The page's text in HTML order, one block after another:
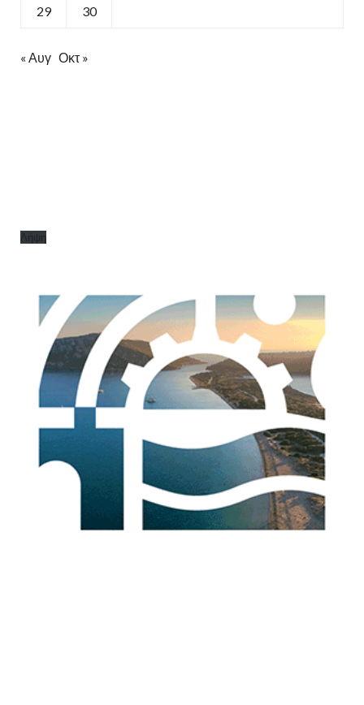
29 30
« Αυγ Οκτ »
Λήψη